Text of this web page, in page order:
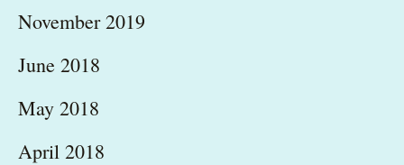
November 2019
June 2018
May 2018
April 2018